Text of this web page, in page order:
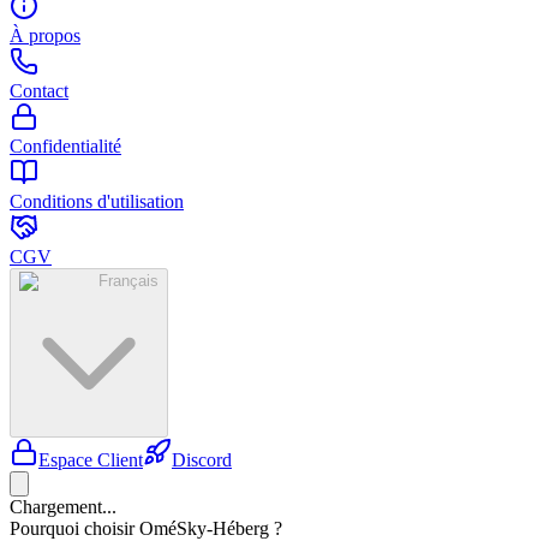
À propos
Contact
Confidentialité
Conditions d'utilisation
CGV
Français
Espace Client Discord
Chargement...
Pourquoi choisir OméSky-Héberg ?